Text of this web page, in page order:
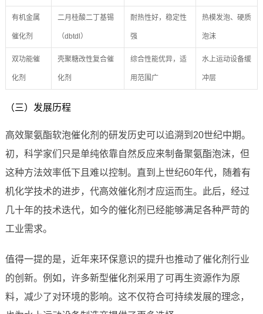
有机金属
催化剂
二月桂酸二丁基锡
（dbtdl）
耐热性好，稳定性
强
热模发泡、硬质
泡沫
双功能催
化剂
壳聚糖改性复合催
化剂
综合性能优异，适
用范围广
水上运动设备缓
冲层
（三）发展历程
高效聚氨酯软泡催化剂的研发历史可以追溯到20世纪中期。
初，科学家们只是单纯依靠自然反应来制备聚氨酯泡沫，但
这种方法效率低下且难以控制。直到上世纪60年代，随着有
机化学技术的进步，代高效催化剂才应运而生。此后，经过
几十年的技术迭代，如今的催化剂已经能够满足各种严苛的
工业需求。
值得一提的是，近年来环保意识的提升也推动了催化剂行业
的创新。例如，许多新型催化剂采用了可再生资源作为原
料，减少了对环境的影响。这不仅符合可持续发展的理念，